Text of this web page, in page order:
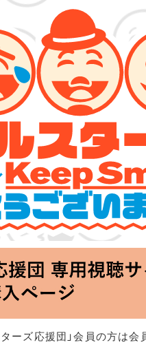
」
ーズ応援団」会員の方は会